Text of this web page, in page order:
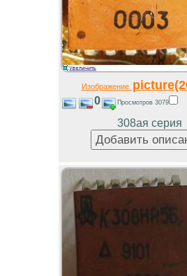
Изображение
0 Просмотров 3079
308ая серия